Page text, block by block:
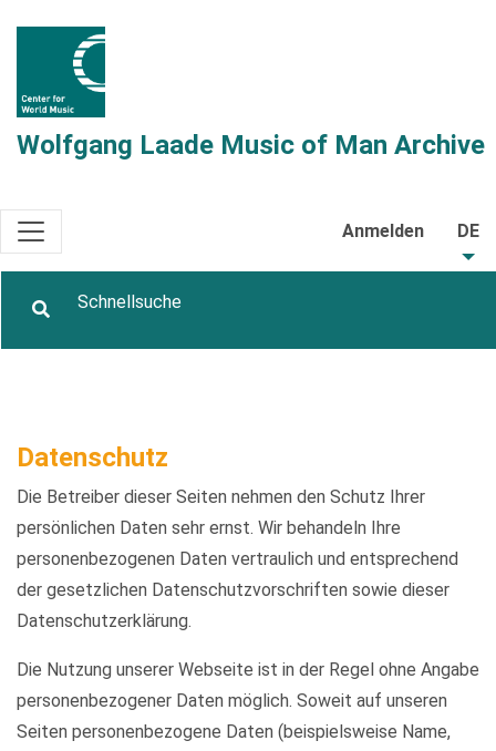
Wolfgang Laade Music of Man Archive
Anmelden DE
Datenschutz
Die Betreiber dieser Seiten nehmen den Schutz Ihrer
persönlichen Daten sehr ernst. Wir behandeln Ihre
personenbezogenen Daten vertraulich und entsprechend
der gesetzlichen Datenschutzvorschriften sowie dieser
Datenschutzerklärung.
Die Nutzung unserer Webseite ist in der Regel ohne Angabe
personenbezogener Daten möglich. Soweit auf unseren
Seiten personenbezogene Daten (beispielsweise Name,